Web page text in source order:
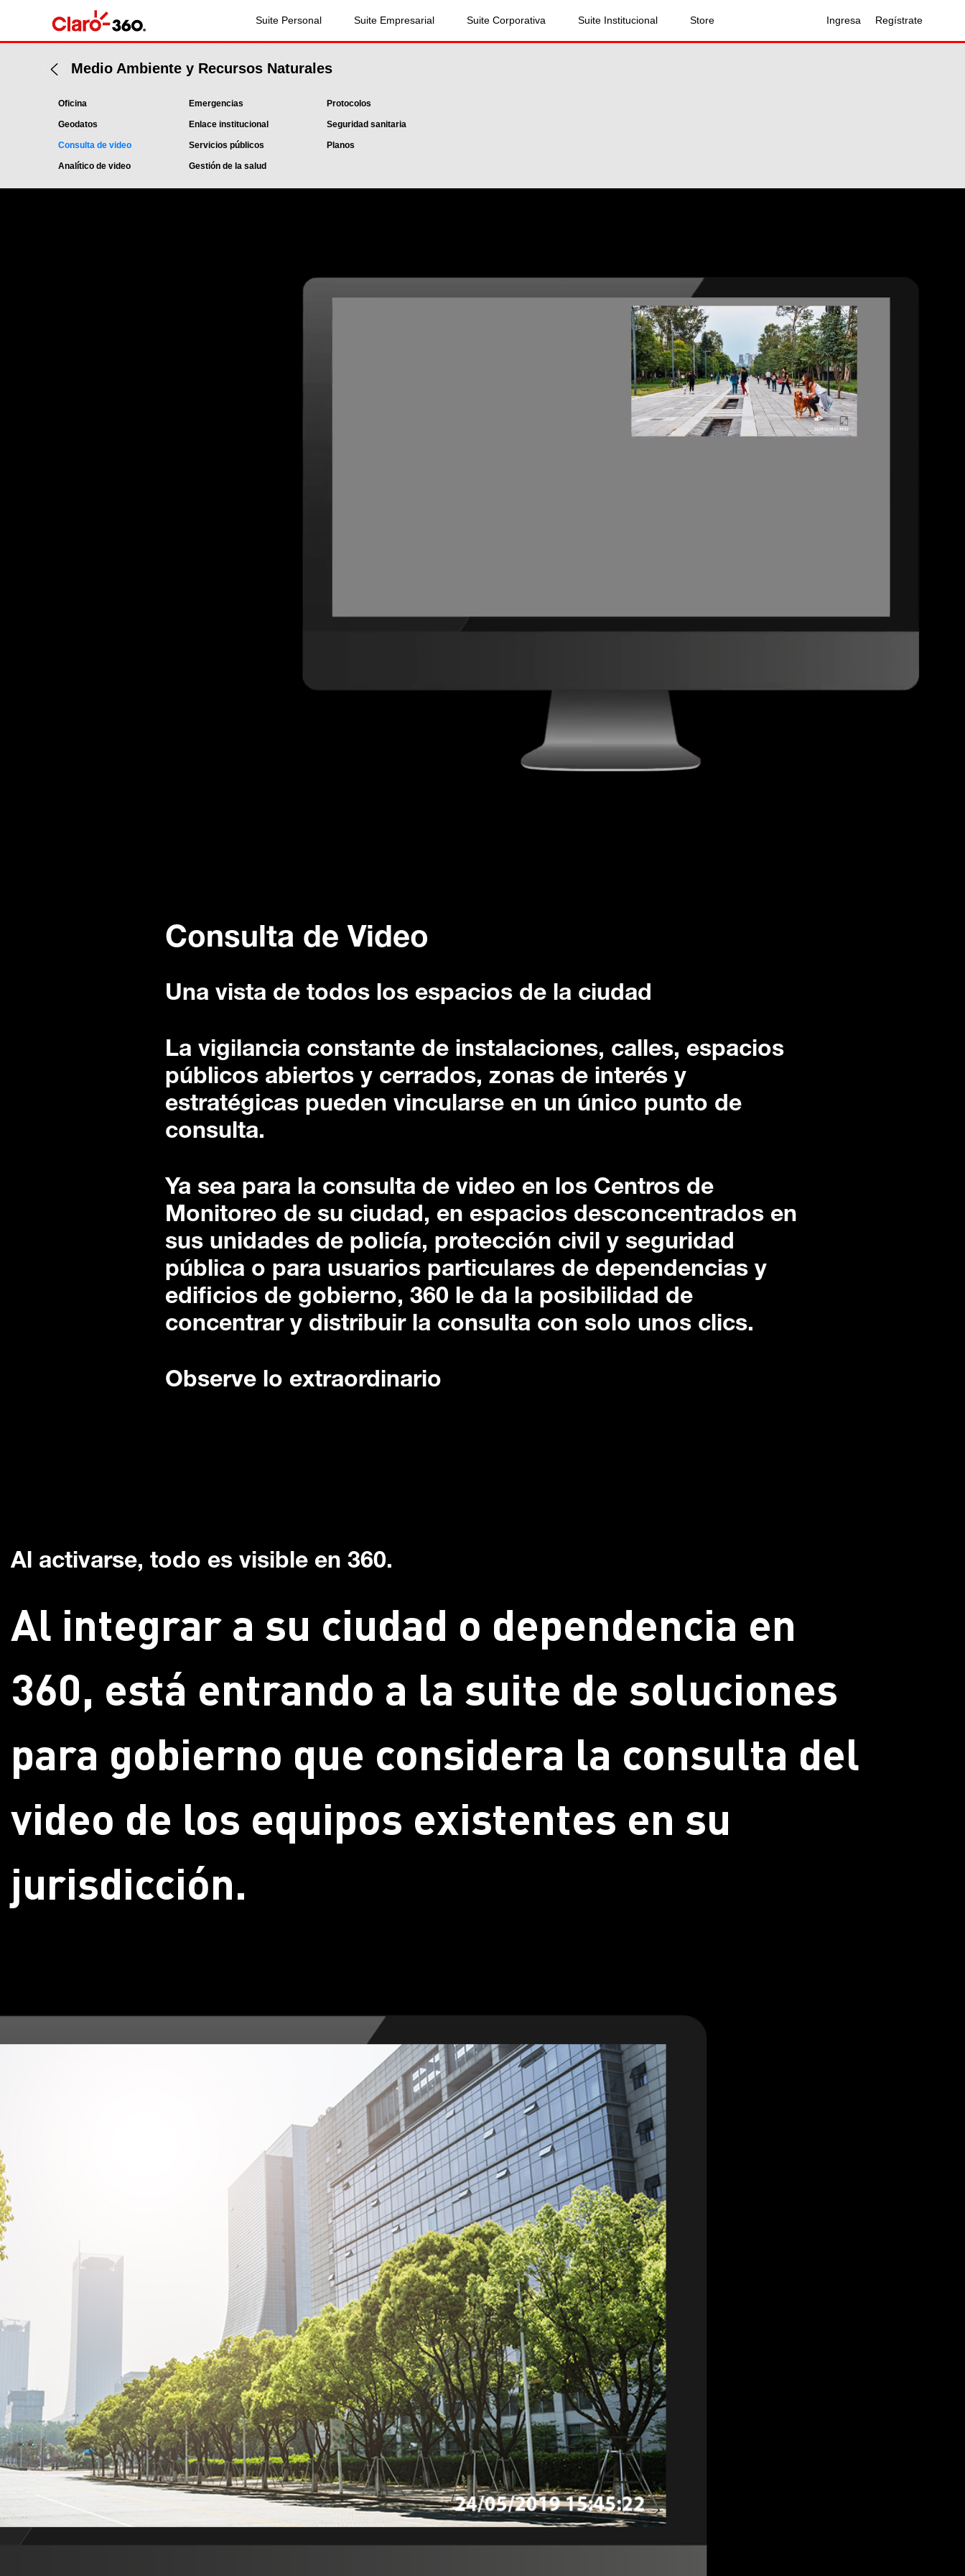
Suite Personal Suite Empresarial Suite Corporativa Suite Institucional Store Ingresa Regístrate
Medio Ambiente y Recursos Naturales
Oficina
Geodatos
Consulta de video
Analítico de video
Emergencias
Enlace institucional
Servicios públicos
Gestión de la salud
Protocolos
Seguridad sanitaria
Planos
Espacios públicos y de
convivencia concentrados
en una vista
Consulta de Video
Una vista de todos los espacios de la ciudad
La vigilancia constante de instalaciones, calles, espacios
públicos abiertos y cerrados, zonas de interés y
estratégicas pueden vincularse en un único punto de
consulta.
Ya sea para la consulta de video en los Centros de
Monitoreo de su ciudad, en espacios desconcentrados en
sus unidades de policía, protección civil y seguridad
pública o para usuarios particulares de dependencias y
edificios de gobierno, 360 le da la posibilidad de
concentrar y distribuir la consulta con solo unos clics.
Observe lo extraordinario
Al activarse, todo es visible en 360.
Al integrar a su ciudad o dependencia en
360, está entrando a la suite de soluciones
para gobierno que considera la consulta del
video de los equipos existentes en su
jurisdicción.